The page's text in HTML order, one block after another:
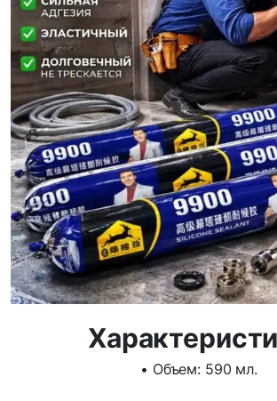
• Объем: 590 мл.